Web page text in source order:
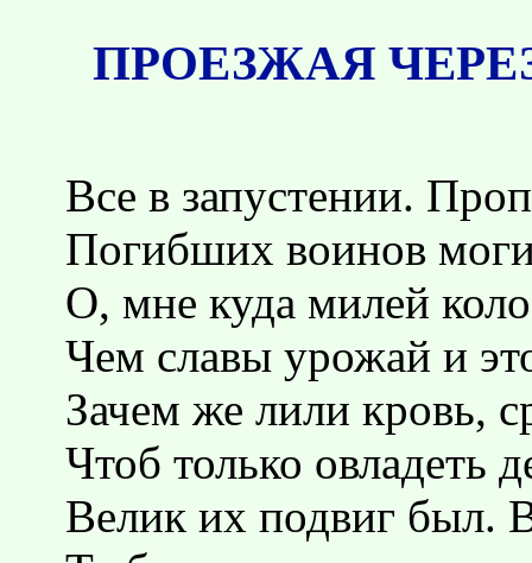
ПРОЕЗЖАЯ
Все в запустении.
Погибших воинов
О, мне куда милей
Чем славы урожай и
Зачем же лили кровь,
Чтоб только овладеть
Велик их подвиг был.